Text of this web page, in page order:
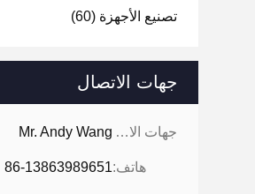
تصنيع الأجهزة (60)
جهات الاتصال
جهات الاتصال: Mr. Andy Wang
هاتف:86-13863989651